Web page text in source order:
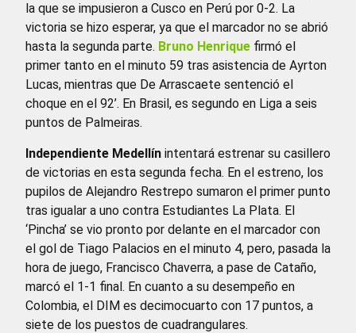
la que se impusieron a Cusco en Perú por 0-2. La
victoria se hizo esperar, ya que el marcador no se abrió
hasta la segunda parte. Bruno Henrique firmó el
primer tanto en el minuto 59 tras asistencia de Ayrton
Lucas, mientras que De Arrascaete sentenció el
choque en el 92’. En Brasil, es segundo en Liga a seis
puntos de Palmeiras.
Independiente Medellín intentará estrenar su casillero
de victorias en esta segunda fecha. En el estreno, los
pupilos de Alejandro Restrepo sumaron el primer punto
tras igualar a uno contra Estudiantes La Plata. El
‘Pincha’ se vio pronto por delante en el marcador con
el gol de Tiago Palacios en el minuto 4, pero, pasada la
hora de juego, Francisco Chaverra, a pase de Cataño,
marcó el 1-1 final. En cuanto a su desempeño en
Colombia, el DIM es decimocuarto con 17 puntos, a
siete de los puestos de cuadrangulares.